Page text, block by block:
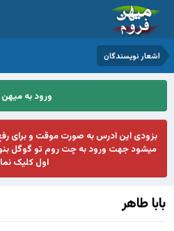
اشعار نویسندگان
ورود به
بزودی این ادرس به صورت موقت و برای
میشود جهت ورود به چت روم تو گوگل
اول کلیک
بابا طاهر